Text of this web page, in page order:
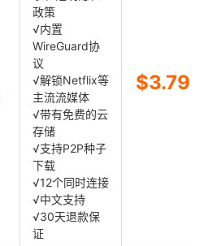
政策
√内置
WireGuard协
议
√解锁Netflix等
主流流媒体
√带有免费的云
存储
√支持P2P种子
下载
√12个同时连接
√中文支持
√30天退款保
证
$3.79